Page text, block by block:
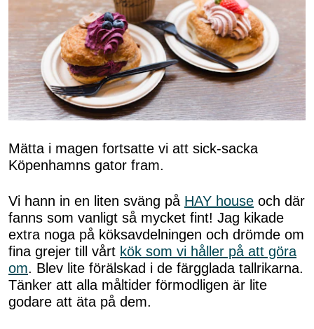
Mätta i magen fortsatte vi att sick-sacka
Köpenhamns gator fram.
Vi hann in en liten sväng på HAY house och där
fanns som vanligt så mycket fint! Jag kikade
extra noga på köksavdelningen och drömde om
fina grejer till vårt kök som vi håller på att göra
om. Blev lite förälskad i de färgglada tallrikarna.
Tänker att alla måltider förmodligen är lite
godare att äta på dem.